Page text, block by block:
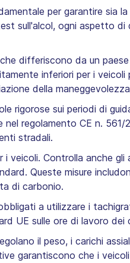
per garantire sia
sull'alcol, ogni aspetto
differiscono da un
inferiori per i
della
rigorose sui periodi di
regolamento CE n.
stradali.
i veicoli. Controlla anche
Queste misure
di carbonio.
a utilizzare i
UE sulle ore di lavoro dei
il peso, i carichi
garantiscono che i